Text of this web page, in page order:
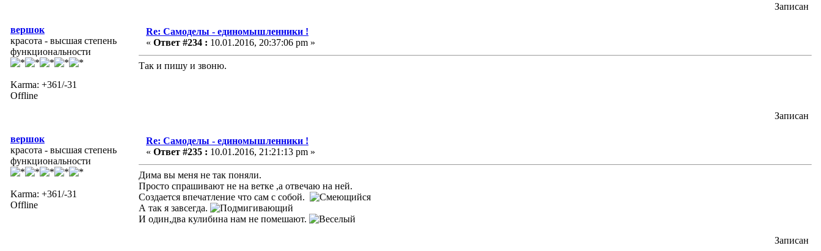
Записан
вершок
красота - высшая степень
функциональности
Karma: +361/-31
Offline
Re: Самоделы - единомышленники !
« Ответ #234 : 10.01.2016, 20:37:06 pm »
Так и пишу и звоню.
Записан
вершок
красота - высшая степень
функциональности
Karma: +361/-31
Offline
Re: Самоделы - единомышленники !
« Ответ #235 : 10.01.2016, 21:21:13 pm »
Дима вы меня не так поняли.
Просто спрашивают не на ветке ,а отвечаю на ней.
Создается впечатление что сам с собой.
А так я завсегда.
И один,два кулибина нам не помешают.
Записан